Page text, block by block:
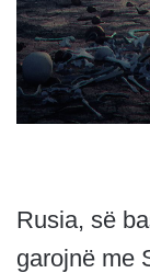
Rusia, së
garojnë me